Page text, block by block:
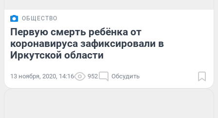
ОБЩЕСТВО
Первую смерть ребёнка от
коронавируса зафиксировали в
Иркутской области
13 ноября, 2020, 14:16 952 Обсудить